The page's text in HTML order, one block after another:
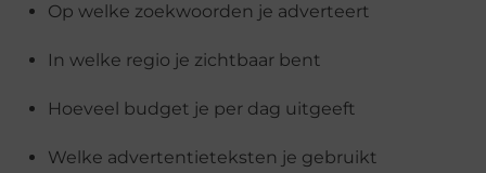
Op welke zoekwoorden je adverteert
In welke regio je zichtbaar bent
Hoeveel budget je per dag uitgeeft
Welke advertentieteksten je gebruikt